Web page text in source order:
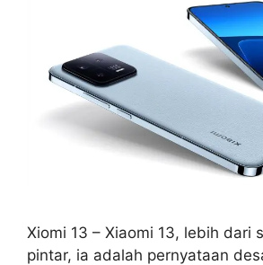
Xiomi 13 – Xiaomi 13, lebih dari
pintar, ia adalah pernyataan